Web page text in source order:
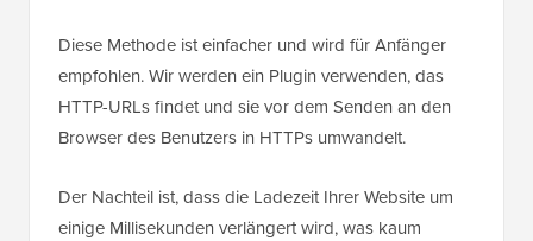
Diese Methode ist einfacher und wird für Anfänger
empfohlen. Wir werden ein Plugin verwenden, das
HTTP-URLs findet und sie vor dem Senden an den
Browser des Benutzers in HTTPs umwandelt.
Der Nachteil ist, dass die Ladezeit Ihrer Website um
einige Millisekunden verlängert wird, was kaum